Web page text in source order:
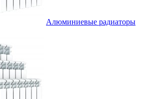
Алюминиевые радиаторы